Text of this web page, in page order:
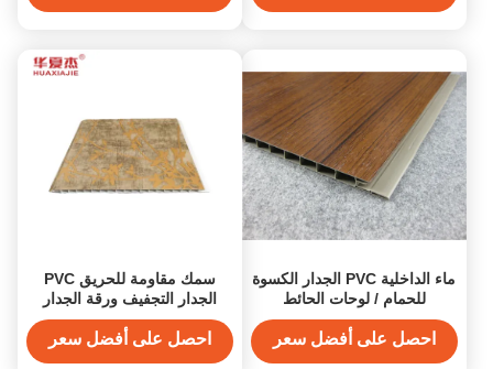
ماء الداخلية PVC الجدار الكسوة
للحمام / لوحات الحائط
البلاستيكية
احصل على أفضل سعر
سمك مقاومة للحريق PVC
الجدار التجفيف ورقة الجدار
التزيين pvc
احصل على أفضل سعر